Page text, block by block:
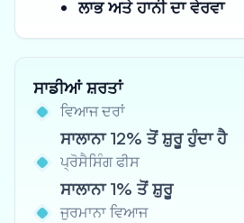
ਲਾਭ ਅਤੇ ਹਾਨੀ ਦਾ ਵੇਰਵਾ
ਸਾਡੀਆਂ ਸ਼ਰਤਾਂ
ਵਿਆਜ ਦਰਾਂ
ਸਾਲਾਨਾ 12% ਤੋਂ ਸ਼ੁਰੂ ਹੁੰਦਾ ਹੈ
ਪ੍ਰੋਸੈਸਿੰਗ ਫੀਸ
ਸਾਲਾਨਾ 1% ਤੋਂ ਸ਼ੁਰੂ
ਜੁਰਮਾਨਾ ਵਿਆਜ